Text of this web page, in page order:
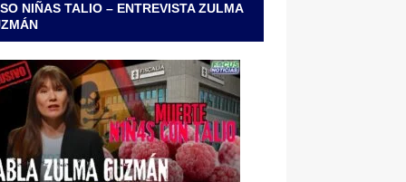
NIÑAS TALIO – ENTREVISTA ZULMA